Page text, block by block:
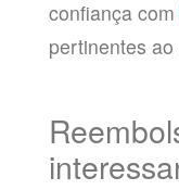
confiança com
pertinentes